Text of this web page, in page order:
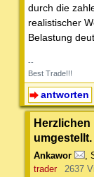
durch die
realistischer
Belastung
--
Best Trade!!!
antworten
Herzlichen
umgestellt.
Ankawor
trader
2637